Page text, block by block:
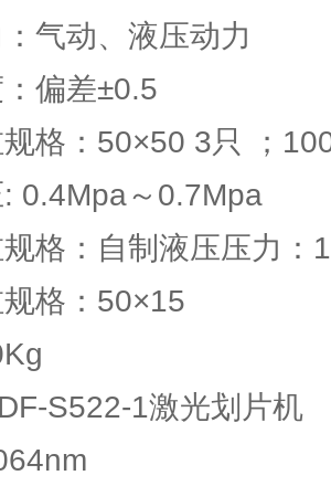
气动、液压动力
偏差±0.5
格：50×50 3只 ；
0.4Mpa～0.7Mpa
格：自制液压压力：
格：50×15
S522-1激光划片机